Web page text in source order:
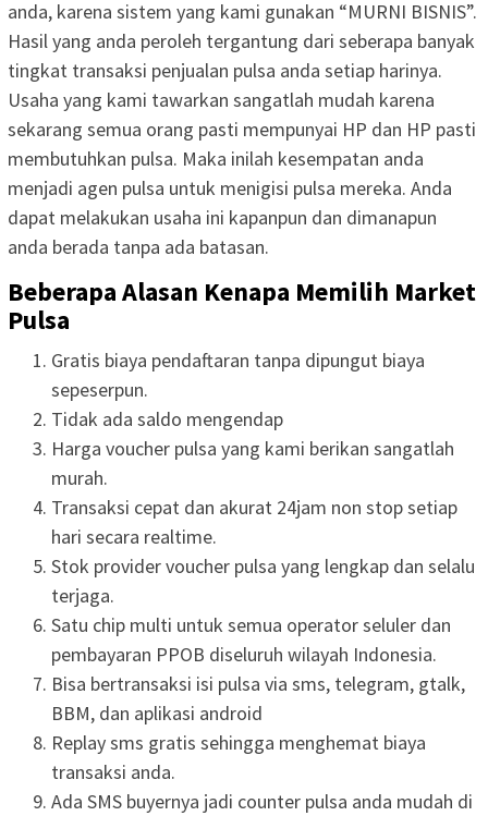
anda, karena sistem yang kami gunakan “MURNI BISNIS”.
Hasil yang anda peroleh tergantung dari seberapa banyak
tingkat transaksi penjualan pulsa anda setiap harinya.
Usaha yang kami tawarkan sangatlah mudah karena
sekarang semua orang pasti mempunyai HP dan HP pasti
membutuhkan pulsa. Maka inilah kesempatan anda
menjadi agen pulsa untuk menigisi pulsa mereka. Anda
dapat melakukan usaha ini kapanpun dan dimanapun
anda berada tanpa ada batasan.
Beberapa Alasan Kenapa Memilih Market
Pulsa
Gratis biaya pendaftaran tanpa dipungut biaya
sepeserpun.
Tidak ada saldo mengendap
Harga voucher pulsa yang kami berikan sangatlah
murah.
Transaksi cepat dan akurat 24jam non stop setiap
hari secara realtime.
Stok provider voucher pulsa yang lengkap dan selalu
terjaga.
Satu chip multi untuk semua operator seluler dan
pembayaran PPOB diseluruh wilayah Indonesia.
Bisa bertransaksi isi pulsa via sms, telegram, gtalk,
BBM, dan aplikasi android
Replay sms gratis sehingga menghemat biaya
transaksi anda.
Ada SMS buyernya jadi counter pulsa anda mudah di